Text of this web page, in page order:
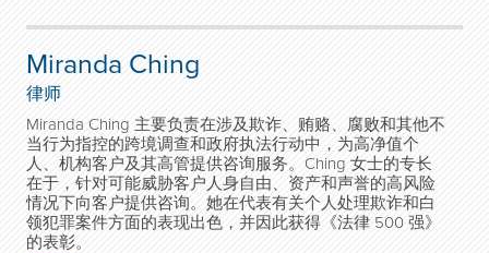
Miranda Ching
律师
Miranda Ching 主要负责在涉及欺诈、贿赂、腐败和其他不
当行为指控的跨境调查和政府执法行动中，为高净值个
人、机构客户及其高管提供咨询服务。Ching 女士的专长
在于，针对可能威胁客户人身自由、资产和声誉的高风险
情况下向客户提供咨询。她在代表有关个人处理欺诈和白
领犯罪案件方面的表现出色，并因此获得《法律 500 强》
的表彰。